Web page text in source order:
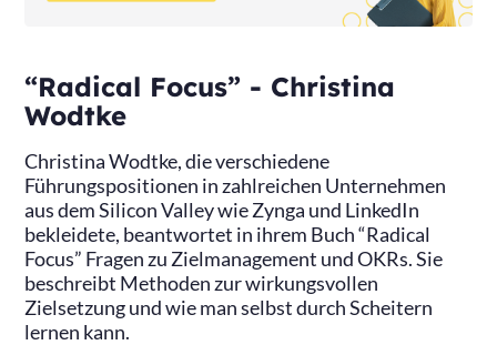
“Radical Focus” - Christina
Wodtke
Christina Wodtke, die verschiedene
Führungspositionen in zahlreichen Unternehmen
aus dem Silicon Valley wie Zynga und LinkedIn
bekleidete, beantwortet in ihrem Buch “Radical
Focus” Fragen zu Zielmanagement und OKRs. Sie
beschreibt Methoden zur wirkungsvollen
Zielsetzung und wie man selbst durch Scheitern
lernen kann.